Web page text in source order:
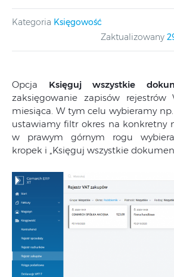
Kategoria Księgowość
Zaktualizowany
Opcja Księguj wszystkie
zaksięgowanie zapisów rejestrów
miesiąca. W tym celu wybieramy
ustawiamy filtr okres na konkretny
w prawym górnym rogu
kropek i „Księguj wszystkie